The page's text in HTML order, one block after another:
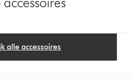
alle accessoires